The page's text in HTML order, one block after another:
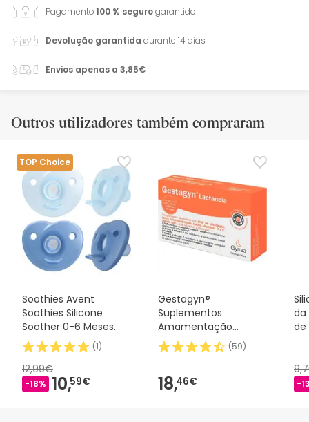
Pagamento100 % segurogarantido
Devolução garantida durante 14 dias
Envios apenas a 3,85€
Outros utilizadores também compraram
TOP Choice
Soothies Avent
Soothies Silicone
Soother 0-6 Meses
Azul 2 peças
(1)
12,99€
-18% 10,59€
Gestagyn®
Suplementos
Amamentação
30caps
(59)
18,46€
da
de
-